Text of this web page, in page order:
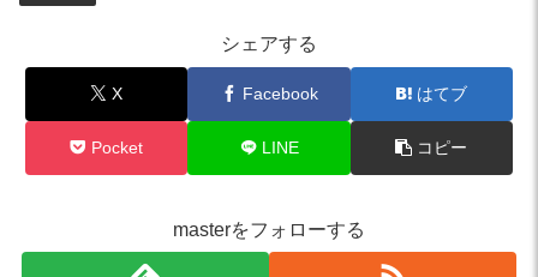
シェアする
X Facebook はてブ
Pocket LINE コピー
masterをフォローする